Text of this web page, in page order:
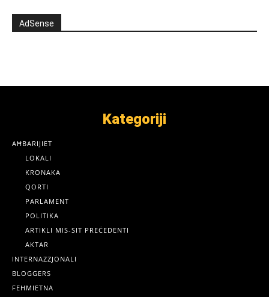
AdSense
Kategoriji
AĦBARIJIET
LOKALI
KRONAKA
QORTI
PARLAMENT
POLITIKA
ARTIKLI MIS-SIT PREĊEDENTI
AKTAR
INTERNAZZJONALI
BLOGGERS
FEHMIETNA